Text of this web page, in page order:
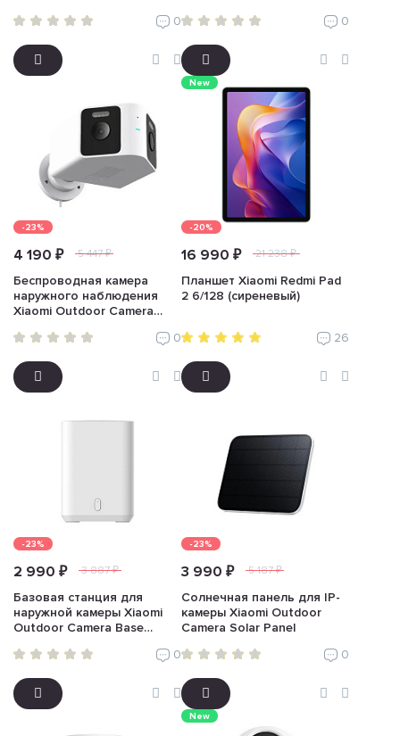
0 0
-23%
4 190 ₽ 5 447 ₽
Беспроводная камера
наружного наблюдения
Xiaomi Outdoor Camera
0
New
-20%
16 990 ₽ 21 238 ₽
Планшет Xiaomi Redmi Pad
2 6/128 (сиреневый)
26
-23%
2 990 ₽ 3 887 ₽
Базовая станция для
наружной камеры Xiaomi
Outdoor Camera Base
0
-23%
3 990 ₽ 5 187 ₽
Солнечная панель для IP-
камеры Xiaomi Outdoor
Camera Solar Panel
0
New